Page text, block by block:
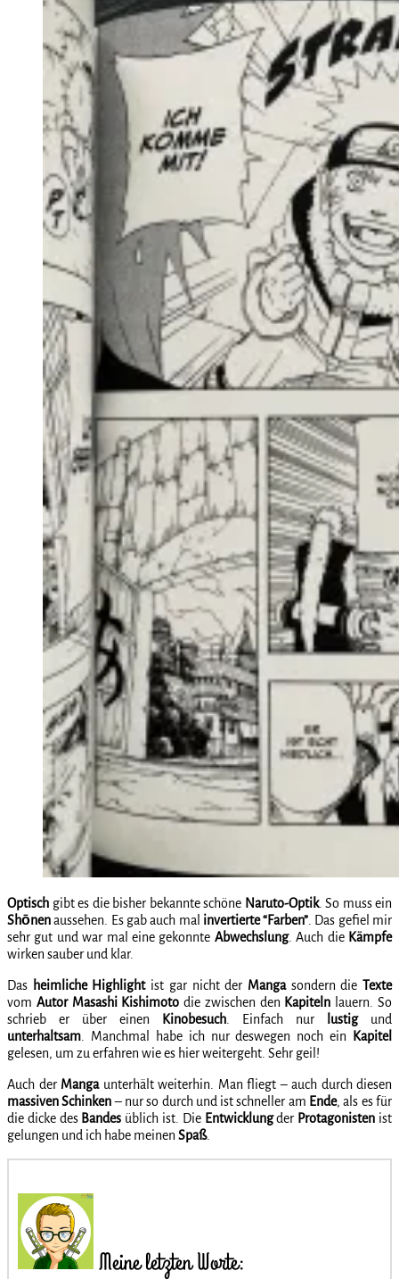
Optisch gibt es die bisher bekannte schöne Naruto-Optik. So muss ein
Shōnenaussehen. Es gab auch mal invertierte “Farben”. Das gefiel mir
sehr gut und war mal eine gekonnte Abwechslung. Auch die Kämpfe
wirken sauber und klar.
Das heimliche Highlightist gar nicht der Mangasondern dieTexte
vom Autor Masashi Kishimoto die zwischen den Kapiteln lauern. So
schrieb er über einen
Kinobesuch. Einfach nur lustigund
unterhaltsam. Manchmal habe ich nur deswegen noch ein
Kapitel
gelesen, um zu erfahren wie es hier weitergeht. Sehr geil!
Auch der Mangaunterhält weiterhin. Man fliegt – auch durch diesen
massiven Schinken– nur so durch und ist schneller am Ende, als es für
die dicke des Bandes üblich ist. Die Entwicklungder Protagonisten ist
gelungen und ich habe meinenSpaß.
Meine letzten Worte: